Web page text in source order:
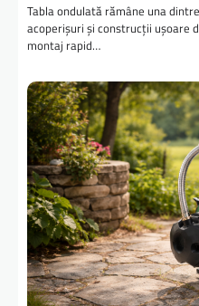
Tabla ondulată rămâne una
acoperișuri și construcții ușoare
montaj rapid…